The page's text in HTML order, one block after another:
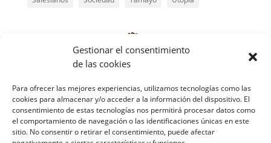
Gestionar el consentimiento
de las cookies
Para ofrecer las mejores experiencias, utilizamos tecnologías como las
cookies para almacenar y/o acceder a la información del dispositivo. El
consentimiento de estas tecnologías nos permitirá procesar datos como
el comportamiento de navegación o las identificaciones únicas en este
sitio. No consentir o retirar el consentimiento, puede afectar